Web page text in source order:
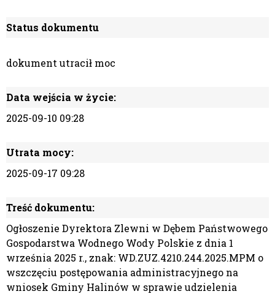
Status dokumentu
dokument utracił moc
Data wejścia w życie:
2025-09-10 09:28
Utrata mocy:
2025-09-17 09:28
Treść dokumentu:
Ogłoszenie Dyrektora Zlewni w Dębem Państwowego
Gospodarstwa Wodnego Wody Polskie z dnia 1
września 2025 r., znak: WD.ZUZ.4210.244.2025.MPM o
wszczęciu postępowania administracyjnego na
wniosek Gminy Halinów w sprawie udzielenia